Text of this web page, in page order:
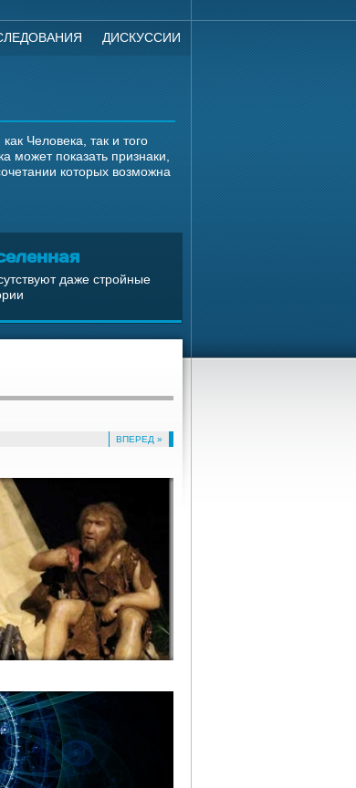
ДИСКУССИИ
Человека, так и того
может показать признаки,
которых возможна
даже стройные
ВПЕРЕД »